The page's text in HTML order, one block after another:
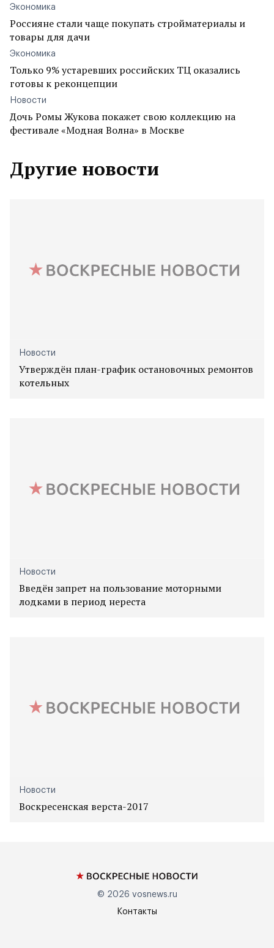
Экономика
Россияне стали чаще покупать стройматериалы и
товары для дачи
Экономика
Только 9% устаревших российских ТЦ оказались
готовы к реконцепции
Новости
Дочь Ромы Жукова покажет свою коллекцию на
фестивале «Модная Волна» в Москве
Другие новости
Новости
Утверждён план-график остановочных ремонтов
котельных
Новости
Введён запрет на пользование моторными
лодками в период нереста
Новости
Воскресенская верста-2017
© 2026 vosnews.ru
Контакты